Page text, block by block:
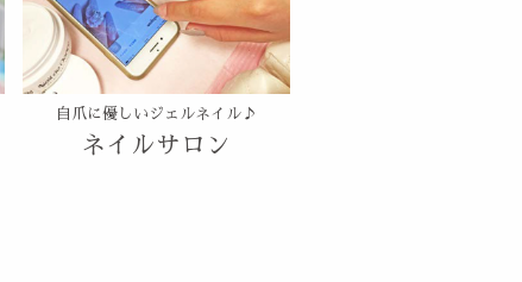
自爪に優しいジェルネイル♪
ネイルサロン